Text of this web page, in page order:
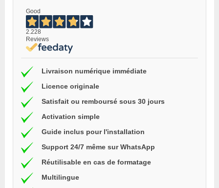
Good
2.228
Reviews
Livraison numérique immédiate
Licence originale
Satisfait ou remboursé sous 30 jours
Activation simple
Guide inclus pour l'installation
Support 24/7 même sur WhatsApp
Réutilisable en cas de formatage
Multilingue